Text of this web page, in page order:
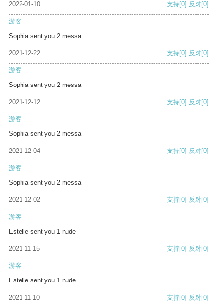
2022-01-10 支持[0] 反对[0]
游客
Sophia sent you 2 messa
2021-12-22 支持[0] 反对[0]
游客
Sophia sent you 2 messa
2021-12-12 支持[0] 反对[0]
游客
Sophia sent you 2 messa
2021-12-04 支持[0] 反对[0]
游客
Sophia sent you 2 messa
2021-12-02 支持[0] 反对[0]
游客
Estelle sent you 1 nude
2021-11-15 支持[0] 反对[0]
游客
Estelle sent you 1 nude
2021-11-10 支持[0] 反对[0]